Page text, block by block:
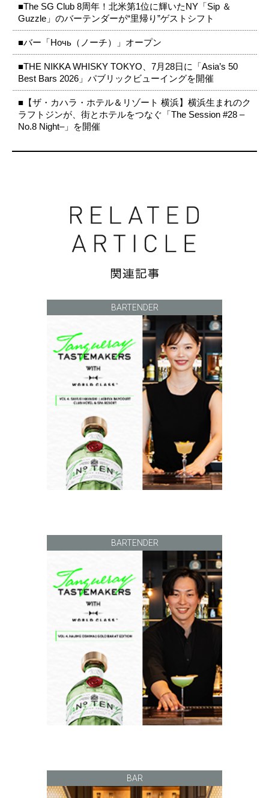
■The SG Club 8周年！北米第1位に輝いたNY「Sip ＆
Guzzle」のバーテンダーが“里帰り”ゲストシフト
■バー「Ночь（ノーチ）」オープン
■THE NIKKA WHISKY TOKYO、7月28日に「Asia’s 50
Best Bars 2026」パブリックビューイングを開催
■【ザ・カハラ・ホテル＆リゾート 横浜】横浜生まれのク
ラフトジンが、街とホテルをつなぐ「The Session #28 –
No.8 Night–」を開催
BARTENDER
BARTENDER
BAR